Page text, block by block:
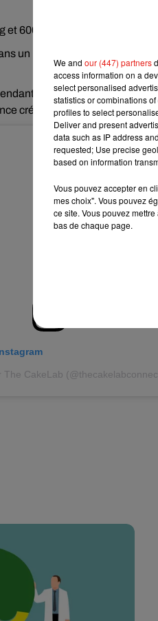
et 600g et coupez-le en gros
un plat à mettre dans le
4 à 6 heures, tout en
crémeuse et glacée
CakeLab
We and our (447) partners
access information on a
select personalised
statistics or combinations
profiles to select
Deliver and present
data such as IP address
requested; Use precise
based on information
Vous pouvez accepter en
mes choix". Vous pouvez
ce site. Vous pouvez
bas de chaque page.